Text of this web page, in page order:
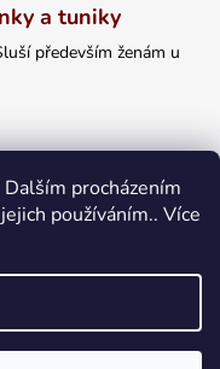
procházením
používáním.. Více
a tuniky
především ženám u